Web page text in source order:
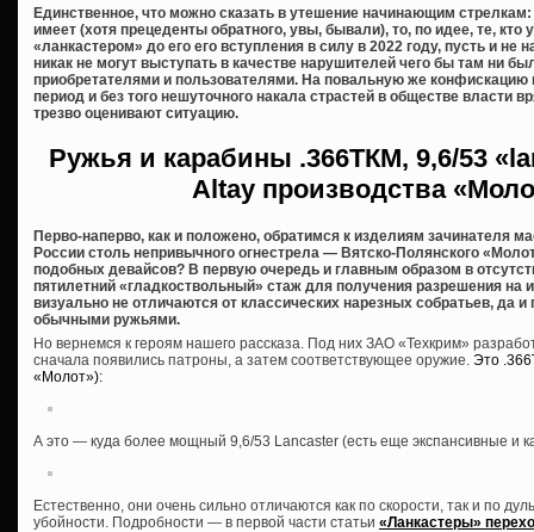
Единственное, что можно сказать в утешение начинающим
имеет (хотя прецеденты обратного, увы, бывали), то, по идее, те, кто
«ланкастером» до его его вступления в силу в 2022 году, пусть и не
никак не могут выступать в качестве нарушителей чего бы там ни
приобретателями и пользователями. На повальную же конфискацию
период и без того нешуточного накала страстей в обществе власти
трезво оценивают ситуацию.
Ружья и карабины .366ТКМ, 9,6/53
Altay производства
Перво-наперво, как и положено, обратимся к изделиям зачинателя
России столь непривычного огнестрела — Вятско-Полянского
подобных девайсов? В первую очередь и главным образом в
пятилетний «гладкоствольный» стаж для получения разрешения на
визуально не отличаются от классических нарезных собратьев, да
обычными ружьями.
Но вернемся к героям нашего рассказа. Под них ЗАО «Техкрим»
сначала появились патроны, а затем соответствующее оружие. Это
«Молот»):
А это — куда более мощный 9,6/53 Lancaster (есть еще экспансивные и
Естественно, они очень сильно отличаются как по скорости, так и по
убойности. Подробности — в первой части статьи «Ланкастеры»